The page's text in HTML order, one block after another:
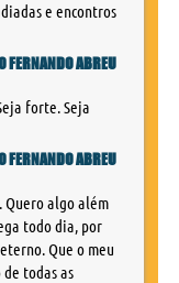
e encontros
FERNANDO ABREU
forte. Seja
FERNANDO ABREU
Quero algo além
todo dia, por
Que o meu
todas as